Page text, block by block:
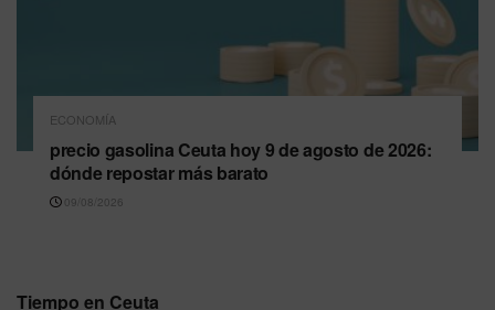
ECONOMÍA
precio gasolina Ceuta hoy 9 de agosto de 2026:
dónde repostar más barato
09/08/2026
Tiempo en Ceuta